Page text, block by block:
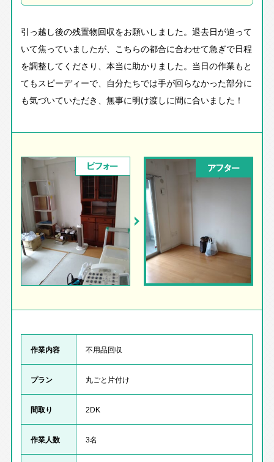
引っ越し後の残置物回収をお願いしました。退去日が迫って
いて焦っていましたが、こちらの都合に合わせて急ぎで日程
を調整してくださり、本当に助かりました。当日の作業もと
てもスピーディーで、自分たちでは手が回らなかった部分に
も気づいていただき、無事に明け渡しに間に合いました！
ビフォー アフター
作業内容 不用品回収
プラン 丸ごと片付け
間取り 2DK
作業人数 3名